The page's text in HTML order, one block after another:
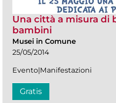
Una città a misura di
bambini
Musei in Comune
25/05/2014
Evento|Manifestazioni
Gratis